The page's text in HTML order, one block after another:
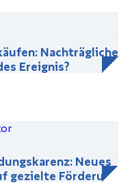
Nachträgliche
Ereignis?
Neues
gezielte Förderung